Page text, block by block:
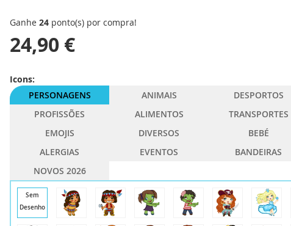
Ganhe 24 ponto(s) por compra!
24,90 €
Icons:
PERSONAGENS
ANIMAIS DESPORTOS
PROFISSÕES
ALIMENTOS TRANSPORTES
EMOJIS
DIVERSOS BEBÉ
ALERGIAS
EVENTOS BANDEIRAS
NOVOS 2026
Sem
Desenho